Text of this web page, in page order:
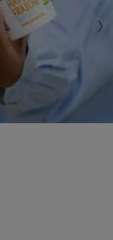
optie dat er
alle
Meer
de gegevens
moment in te